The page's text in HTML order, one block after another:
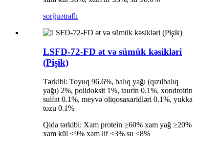
sorğuətraflı
LSFD-72-FD ət və sümük kəsikləri
(Pişik)
Tərkibi: Toyuq 96.6%, balıq yağı (qızılbalıq
yağı) 2%, polidoksit 1%, taurin 0.1%, xondroitin
sulfat 0.1%, meyvə oliqosaxaridləri 0.1%, yukka
tozu 0.1%
Qida tərkibi: Xam protein ≥60% xam yağ ≥20%
xam kül ≤9% xam lif ≤3% su ≤8%